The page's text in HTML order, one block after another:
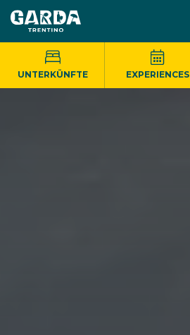
UNTERKÜNFTE EXPERIENCES